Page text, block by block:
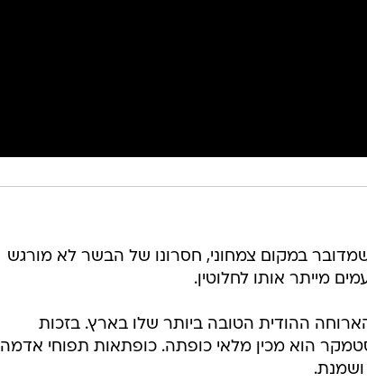
במקום צמחוני, חסרונו של הבשר לא מורגש
מייתר אותו לחלוטין.
ההודית הטובה ביותר שלו בארץ. בזכות
הוא מכין מלאי כופתה. כופתאות תפוחי אדמה
ושמנת.